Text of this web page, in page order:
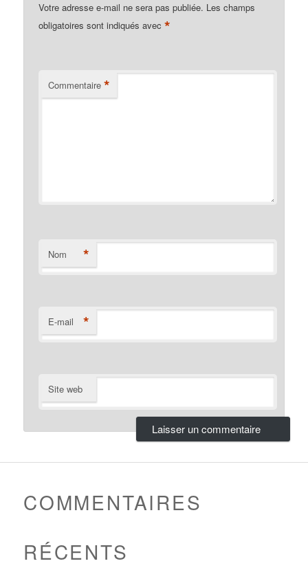
Votre adresse e-mail ne sera pas publiée. Les champs
obligatoires sont indiqués avec*
Commentaire *
Nom *
E-mail *
Site web
COMMENTAIRES
RÉCENTS